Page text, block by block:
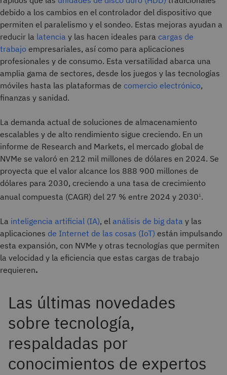
debido a los cambios en el controlador del dispositivo que
permiten el paralelismo y el sondeo. Estas mejoras ayudan a
reducir la latencia y las hacen ideales para cargas de
trabajo empresariales, así como para aplicaciones
profesionales y de consumo. Esta versatilidad abarca una
amplia gama de sectores, desde los juegos y las tecnologías
móviles hasta las plataformas de comercio electrónico,
finanzas y sanidad.
La demanda actual de soluciones de almacenamiento
escalables y de alto rendimiento sigue creciendo. En un
informe de Research and Markets, el mercado global de
NVMe se valoró en 212 mil millones de dólares en 2024. Se
proyecta que el valor alcance los 888 900 millones de
dólares para 2030, creciendo a una tasa de crecimiento
anual compuesta (CAGR) del 27 % entre 2024 y 20301.
La inteligencia artificial (IA), el análisis de big data y las
aplicaciones de Internet de las cosas (IoT) están impulsando
esta expansión, con NVMe y otras tecnologías que permiten
la velocidad y la eficiencia que estas cargas de trabajo
requieren.
Las últimas novedades
sobre tecnología,
respaldadas por
conocimientos de expertos